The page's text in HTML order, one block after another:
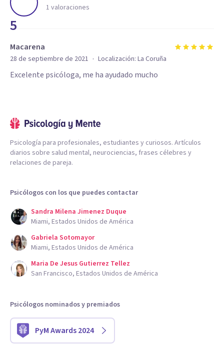
5
1 valoraciones
Macarena
28 de septiembre de 2021 · Localización: La Coruña
Excelente psicóloga, me ha ayudado mucho
Psicología para profesionales, estudiantes y curiosos. Artículos
diarios sobre salud mental, neurociencias, frases célebres y
relaciones de pareja.
Psicólogos con los que puedes contactar
Sandra Milena Jimenez Duque
Miami, Estados Unidos de América
Gabriela Sotomayor
Miami, Estados Unidos de América
Maria De Jesus Gutierrez Tellez
San Francisco, Estados Unidos de América
Psicólogos nominados y premiados
PyM Awards 2024